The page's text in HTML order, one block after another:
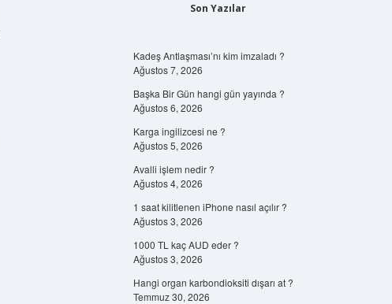
Son Yazılar
Kadeş Antlaşması’nı kim imzaladı ?
Ağustos 7, 2026
Başka Bir Gün hangi gün yayında ?
Ağustos 6, 2026
Karga ingilizcesi ne ?
Ağustos 5, 2026
Avalli işlem nedir ?
Ağustos 4, 2026
1 saat kilitlenen iPhone nasıl açılır ?
Ağustos 3, 2026
1000 TL kaç AUD eder ?
Ağustos 3, 2026
Hangi organ karbondioksiti dışarı at ?
Temmuz 30, 2026